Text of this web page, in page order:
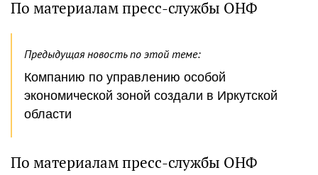
По материалам пресс-службы ОНФ
Предыдущая новость по этой теме:
Компанию по управлению особой
экономической зоной создали в Иркутской
области
По материалам пресс-службы ОНФ